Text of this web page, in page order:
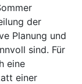
der
Planung und
sind. Für
eine
einer